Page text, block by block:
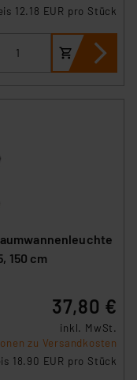
12.18 EUR pro Stück
150 cm
37,80 €
inkl. MwSt.
zu Versandkosten
18.90 EUR pro Stück